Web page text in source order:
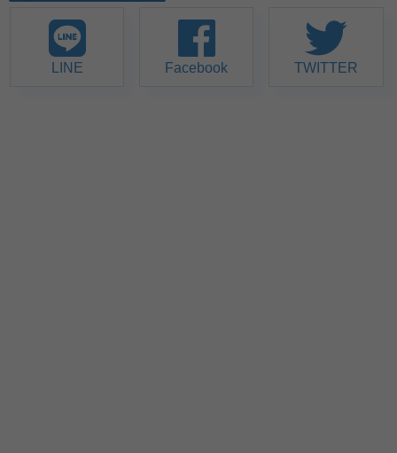
LINE Facebook TWITTER